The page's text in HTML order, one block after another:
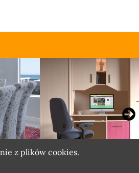
z plików cookies.